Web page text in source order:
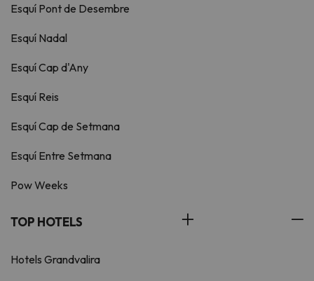
Esquí Pont de Desembre
Esquí Nadal
Esquí Cap d'Any
Esquí Reis
Esquí Cap de Setmana
Esquí Entre Setmana
Pow Weeks
TOP HOTELS
Hotels Grandvalira